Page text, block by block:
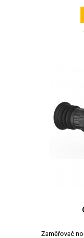
Zaměřovač